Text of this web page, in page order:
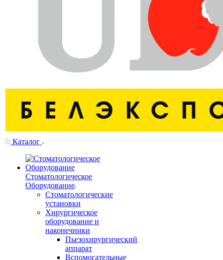
Каталог
Стоматологическое
Оборудование
Стоматологические
установки
Хирургическое
оборудование и
наконечники
Пьезохирургический
аппарат
Вспомогательные